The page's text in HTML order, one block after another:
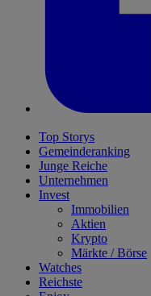
Top Storys
Gemeinderanking
Junge Reiche
Unternehmen
Invest
Immobilien
Aktien
Krypto
Märkte / Börse
Watches
Reichste